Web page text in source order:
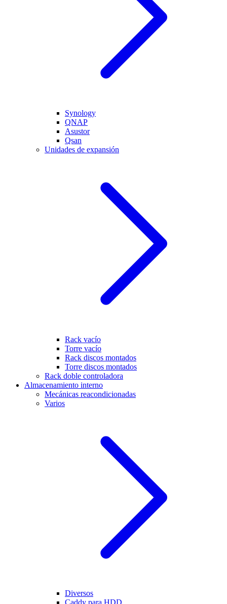
Synology
QNAP
Asustor
Qsan
Unidades de expansión
Rack vacío
Torre vacío
Rack discos montados
Torre discos montados
Rack doble controladora
Almacenamiento interno
Mecánicas reacondicionadas
Varios
Diversos
Caddy para HDD